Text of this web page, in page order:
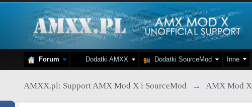
Forum Dodatki AMXX Dodatki SourceMod Inne
AMXX.pl: Support AMX Mod X i SourceMod → AMX Mod X